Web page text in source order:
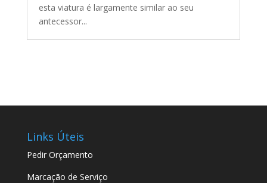
esta viatura é largamente similar ao seu
antecessor...
Links Úteis
Pedir Orçamento
Marcação de Serviço